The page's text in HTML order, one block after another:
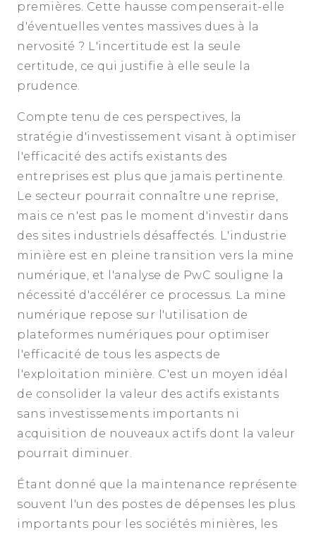
premières. Cette hausse compenserait-elle
d'éventuelles ventes massives dues à la
nervosité ? L'incertitude est la seule
certitude, ce qui justifie à elle seule la
prudence.
Compte tenu de ces perspectives, la
stratégie d'investissement visant à optimiser
l'efficacité des actifs existants des
entreprises est plus que jamais pertinente.
Le secteur pourrait connaître une reprise,
mais ce n'est pas le moment d'investir dans
des sites industriels désaffectés. L'industrie
minière est en pleine transition vers la mine
numérique, et l'analyse de PwC souligne la
nécessité d'accélérer ce processus. La mine
numérique repose sur l'utilisation de
plateformes numériques pour optimiser
l'efficacité de tous les aspects de
l'exploitation minière. C'est un moyen idéal
de consolider la valeur des actifs existants
sans investissements importants ni
acquisition de nouveaux actifs dont la valeur
pourrait diminuer.
Étant donné que la maintenance représente
souvent l'un des postes de dépenses les plus
importants pour les sociétés minières, les